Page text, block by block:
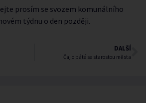
prosím se svozem komunálního
týdnu o den později.
DALŠÍ
Čaj o páté se starostou města